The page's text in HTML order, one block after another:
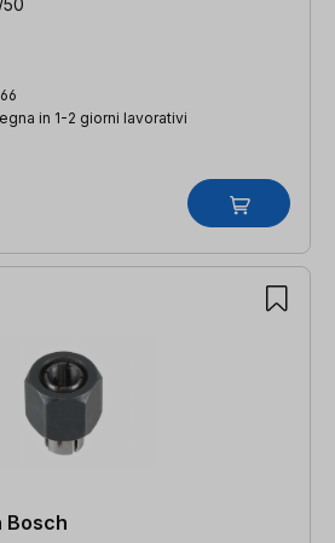
in 1-2 giorni lavorativi
Bosch